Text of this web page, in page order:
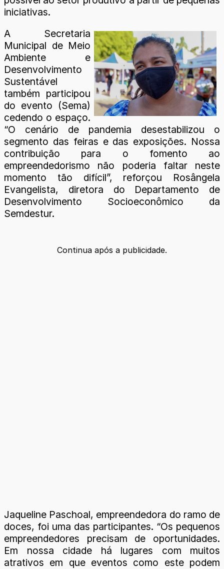
iniciativas.
A Secretaria
Municipal de Meio
Ambiente e
Desenvolvimento
Sustentável
também participou
do evento (Sema)
cedendo o espaço.
“O cenário de pandemia desestabilizou o
segmento das feiras e das exposições. Nossa
contribuição para o fomento ao
empreendedorismo não poderia faltar neste
momento tão difícil”, reforçou Rosângela
Evangelista, diretora do Departamento de
Desenvolvimento Socioeconômico da
Semdestur.
Continua após a publicidade.
Jaqueline Paschoal, empreendedora do ramo de
doces, foi uma das participantes. “Os pequenos
empreendedores precisam de oportunidades.
Em nossa cidade há lugares com muitos
atrativos em que eventos como este podem